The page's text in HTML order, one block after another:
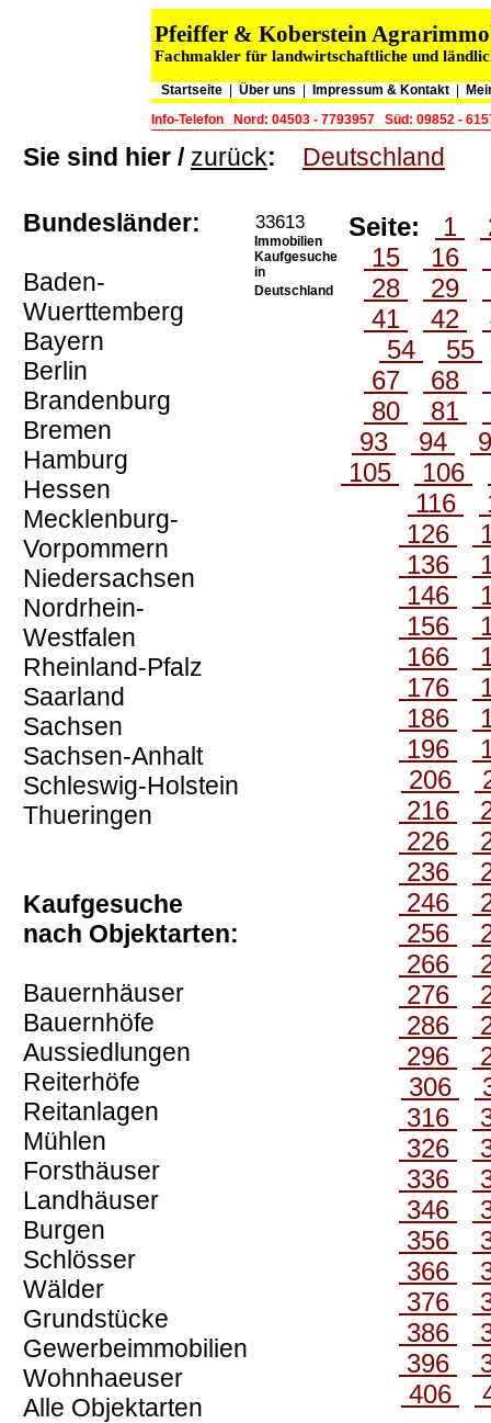
Pfeiffer & Koberstein
Fachmakler für landwirtschaftliche und
Startseite Über uns Impressum & Kontakt
Info-Telefon
Nord: 04503 - 7793957 Süd: 09852 -
Sie sind hier / zurück: Deutschland
Bundesländer:
Baden-
Wuerttemberg
Bayern
Berlin
Brandenburg
Bremen
Hamburg
Hessen
Mecklenburg-
Vorpommern
Niedersachsen
Nordrhein-
Westfalen
Rheinland-Pfalz
Saarland
Sachsen
Sachsen-Anhalt
Schleswig-Holstein
Thueringen
Kaufgesuche
nach Objektarten:
Bauernhäuser
Bauernhöfe
Aussiedlungen
Reiterhöfe
Reitanlagen
Mühlen
Forsthäuser
Landhäuser
Burgen
Schlösser
Wälder
Grundstücke
Gewerbeimmobilien
Wohnhaeuser
Alle Objektarten
33613
Immobilien
Kaufgesuche
in
Deutschland
Seite: 1
15
16
28
29
41
42
54
55
67
68
80
81
93
94
105
106
116
126
136
146
156
166
176
186
196
206
216
226
236
246
256
266
276
286
296
306
316
326
336
346
356
366
376
386
396
406